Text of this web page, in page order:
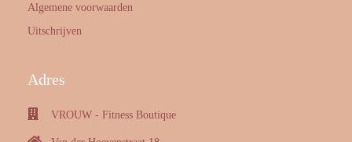
Algemene voorwaarden
Uitschrijven
Adres
VROUW - Fitness Boutique